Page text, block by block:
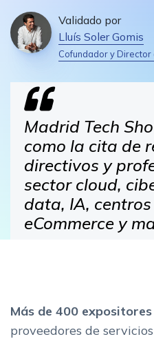
Validado por
Lluís Soler Gomis
Cofundador y
Madrid Tech
como la cita de
directivos y
sector cloud,
data, IA,
eCommerce y
Más de 400 expositores
proveedores de